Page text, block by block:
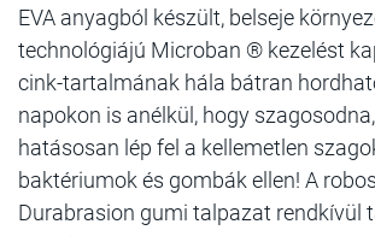
EVA anyagból készült, belseje
technológiájú Microban ® kezelést
cink-tartalmának hála bátran
napokon is anélkül, hogy
hatásosan lép fel a kellemetlen
baktériumok és gombák ellen! A
Durabrasion gumi talpazat rendkívül